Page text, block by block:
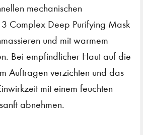
mechanischen
3 Complex Deep Purifying Mask
und mit warmem
Bei empfindlicher Haut auf die
Auftragen verzichten und das
mit einem feuchten
abnehmen.